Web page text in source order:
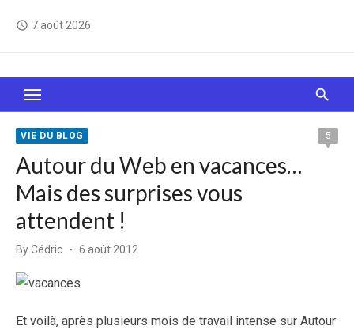
access_time 7 août 2026
Le Web, c'est comme une boîte de chocolats… On
sait jamais sur quoi on va tomber !
VIE DU BLOG 5
Autour du Web en vacances…
Mais des surprises vous
attendent !
ByCédric
Posted
6 août 2012
Et voilà, après plusieurs mois de travail intense sur Autour